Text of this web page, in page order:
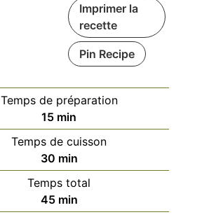
Imprimer la
recette
Pin Recipe
Temps de préparation
15minutes
min
Temps de cuisson
30minutes
min
Temps total
45minutes
min